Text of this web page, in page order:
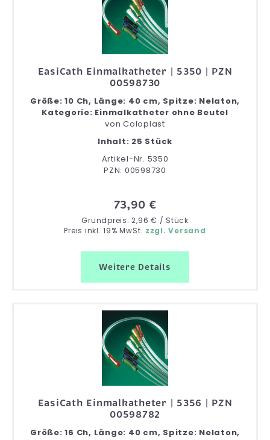
EasiCath Einmalkatheter | 5350 | PZN
00598730
Größe: 10 Ch, Länge: 40 cm, Spitze: Nelaton,
Kategorie: Einmalkatheter ohne Beutel
vonColoplast
Inhalt: 25 Stück
Artikel-Nr. 5350
PZN: 00598730
73,90 €
Grundpreis: 2,96 € / Stück
Preis inkl. 19% MwSt. zzgl. Versand
Weitere Details
EasiCath Einmalkatheter | 5356 | PZN
00598782
Größe: 16 Ch, Länge: 40 cm, Spitze: Nelaton,